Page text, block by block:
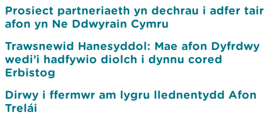
Prosiect partneriaeth yn dechrau i adfer tair
afon yn Ne Ddwyrain Cymru
Trawsnewid Hanesyddol: Mae afon Dyfrdwy
wedi’i hadfywio diolch i dynnu cored
Erbistog
Dirwy i ffermwr am lygru llednentydd Afon
Trelái